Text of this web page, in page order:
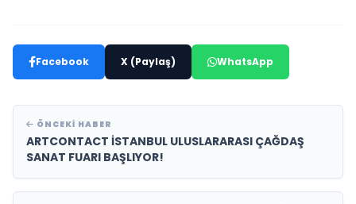
Facebook X (Paylaş) WhatsApp
ÖNCEKI HABER
ARTCONTACT İSTANBUL ULUSLARARASI ÇAĞDAŞ
SANAT FUARI BAŞLIYOR!